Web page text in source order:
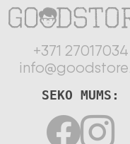
+371 27017034
SEKO MUMS: